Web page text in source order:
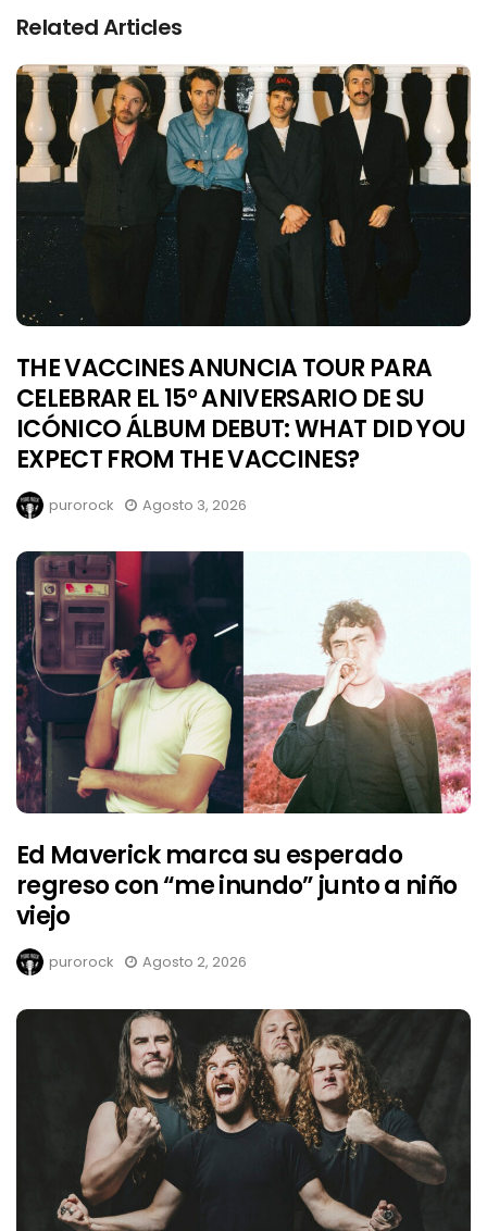
Related Articles
THE VACCINES ANUNCIA TOUR PARA
CELEBRAR EL 15° ANIVERSARIO DE SU
ICÓNICO ÁLBUM DEBUT: WHAT DID YOU
EXPECT FROM THE VACCINES?
purorock Agosto 3, 2026
Ed Maverick marca su esperado
regreso con “me inundo” junto a niño
viejo
purorock Agosto 2, 2026